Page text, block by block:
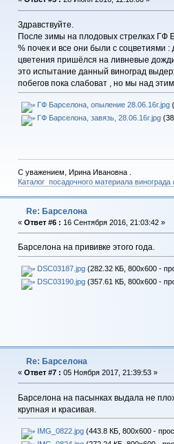
Здравствуйте.
После зимы на плодовых стрелках ГФ
% почек и все они были с соцветиями
цветения пришёлся на ливневые
это испытание данный виноград
побегов пока слабоват , но мы над
ГФ Барселона, опыление 28.06.16г.jpg
ГФ Барселона, завязь, 28.06.16г.jpg
С уважением, Ирина Ивановна .
Каталог посадочного материала
Re: Барселона
« Ответ #6 : 16 Сентября 2016, 21:03:42 »
Барселона на прививке этого года.
DSC03187.jpg(282.32 КБ, 800x600 -
DSC03190.jpg(357.61 КБ, 800x600 -
Re: Барселона
« Ответ #7 : 05 Ноября 2017, 21:39:53 »
Барселона на пасынках выдала не
крупная и красивая.
IMG_0822.jpg(443.8 КБ, 800x600 -